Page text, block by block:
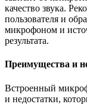
качество звука.
пользователя и
микрофоном и
результата.
Преимущества и
Встроенный
и недостатки,